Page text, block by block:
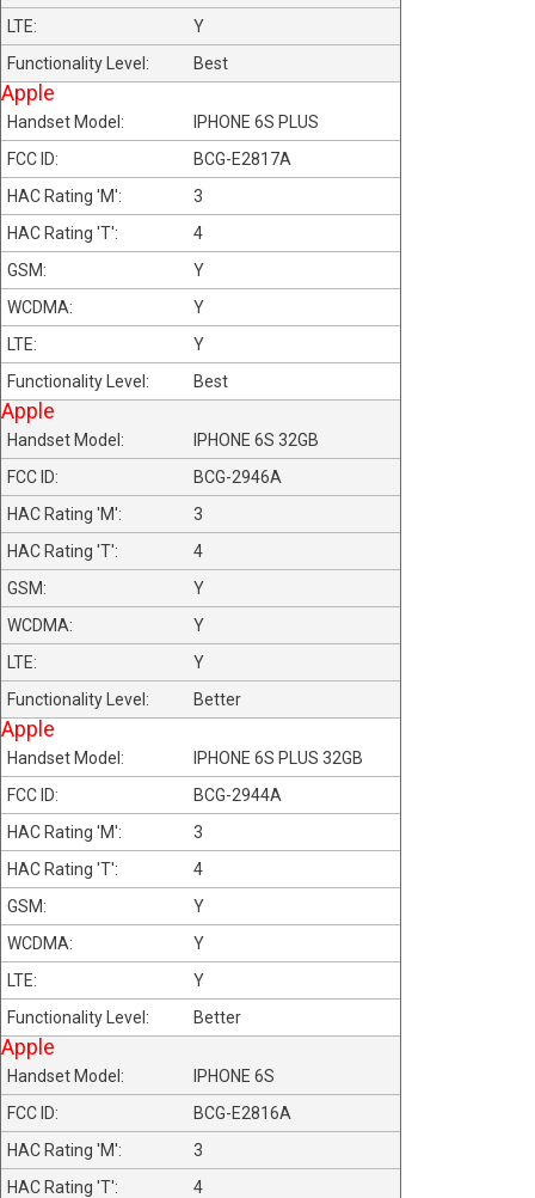
Y
Best
Apple
IPHONE 6S PLUS
BCG-E2817A
3
4
Y
Y
Y
Best
Apple
IPHONE 6S 32GB
BCG-2946A
3
4
Y
Y
Y
Better
Apple
IPHONE 6S PLUS 32GB
BCG-2944A
3
4
Y
Y
Y
Better
Apple
IPHONE 6S
BCG-E2816A
3
4